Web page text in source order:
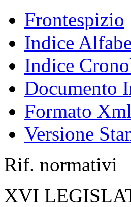
Frontespizio
Indice
Indice
Documento
Formato Xml
Versione
Rif. normativi
XVI